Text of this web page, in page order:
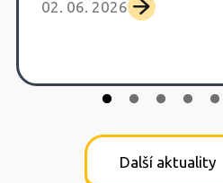
02. 06. 2026
Další aktuality